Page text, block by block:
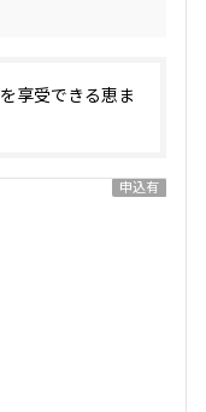
享受できる恵ま
申込有